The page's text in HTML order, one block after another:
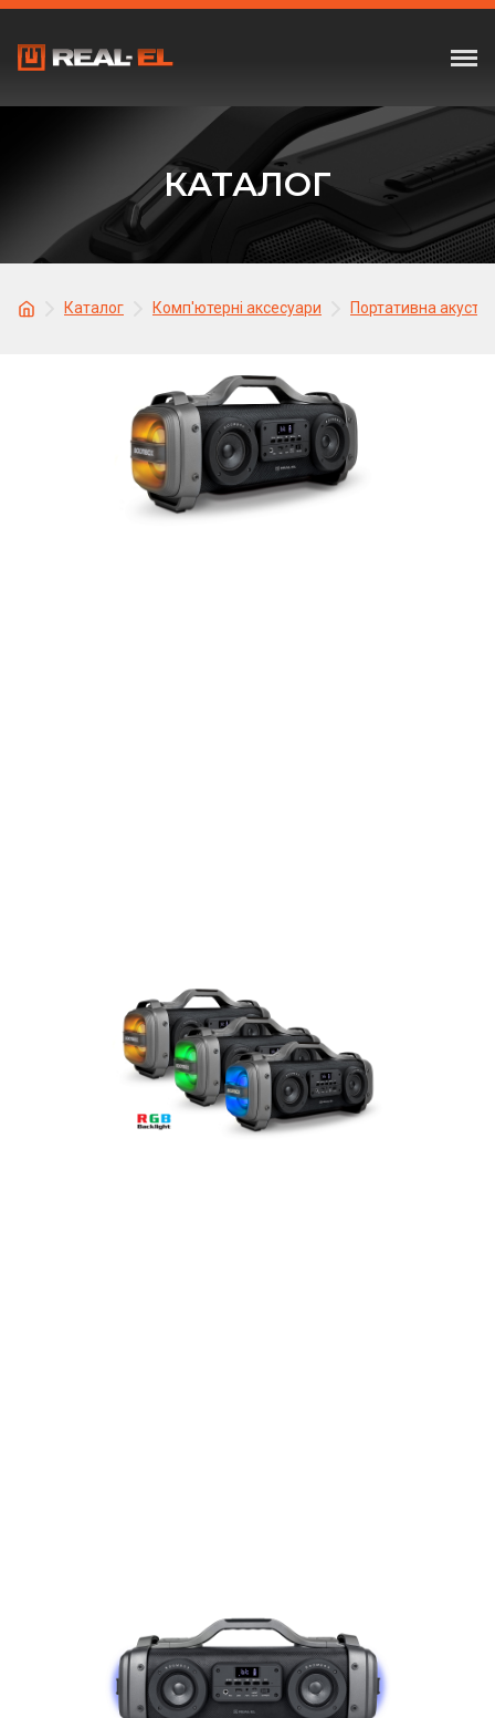
КАТАЛОГ
Каталог Комп'ютерні аксесуари Портативна